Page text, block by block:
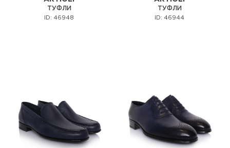
ТУФЛИ
ID: 46948
ТУФЛИ
ID: 46944